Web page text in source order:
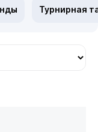
Турнирная